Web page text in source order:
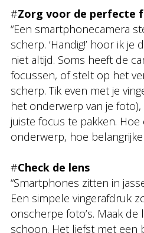
#Zorg voor de perfecte
“Een smartphonecamera
scherp. ‘Handig!’ hoor ik
niet altijd. Soms heeft de
focussen, of stelt op het
scherp. Tik even met je
het onderwerp van je
juiste focus te pakken.
onderwerp, hoe
#Check de lens
“Smartphones zitten in
Een simpele vingerafdruk
onscherpe foto’s. Maak
schoon. Het liefst met een